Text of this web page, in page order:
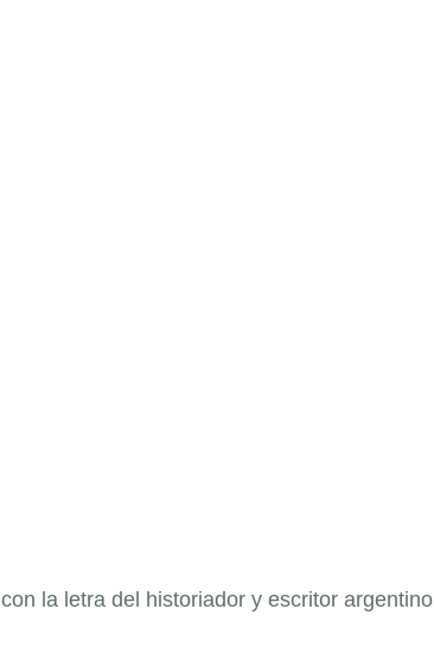
con la letra del historiador y escritor argentino